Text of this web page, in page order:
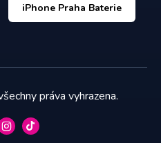
iPhone Praha Baterie
práva vyhrazena.